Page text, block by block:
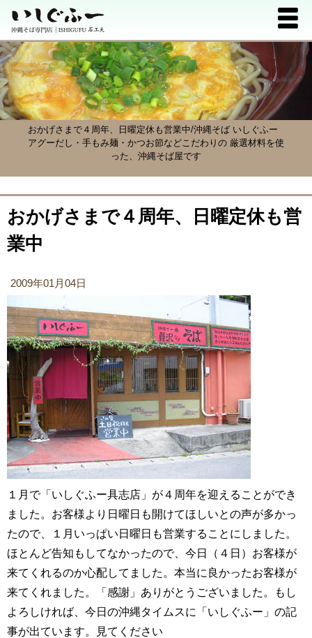
おかげさまで４周年、日曜定休も営業中/沖縄そば いしぐふー
アグーだし・手もみ麺・かつお節などこだわりの 厳選材料を使
った、沖縄そば屋です
おかげさまで４周年、日曜定休も営
業中
2009年01月04日
１月で「いしぐふー具志店」が４周年を迎えることができ
ました。お客様より日曜日も開けてほしいとの声が多かっ
たので、１月いっぱい日曜日も営業することにしました。
ほとんど告知もしてなかったので、今日（４日）お客様が
来てくれるのか心配してました。本当に良かったお客様が
来てくれました。「感謝」ありがとうございました。もし
よろしければ、今日の沖縄タイムスに「いしぐふー」の記
事が出ています。見てください